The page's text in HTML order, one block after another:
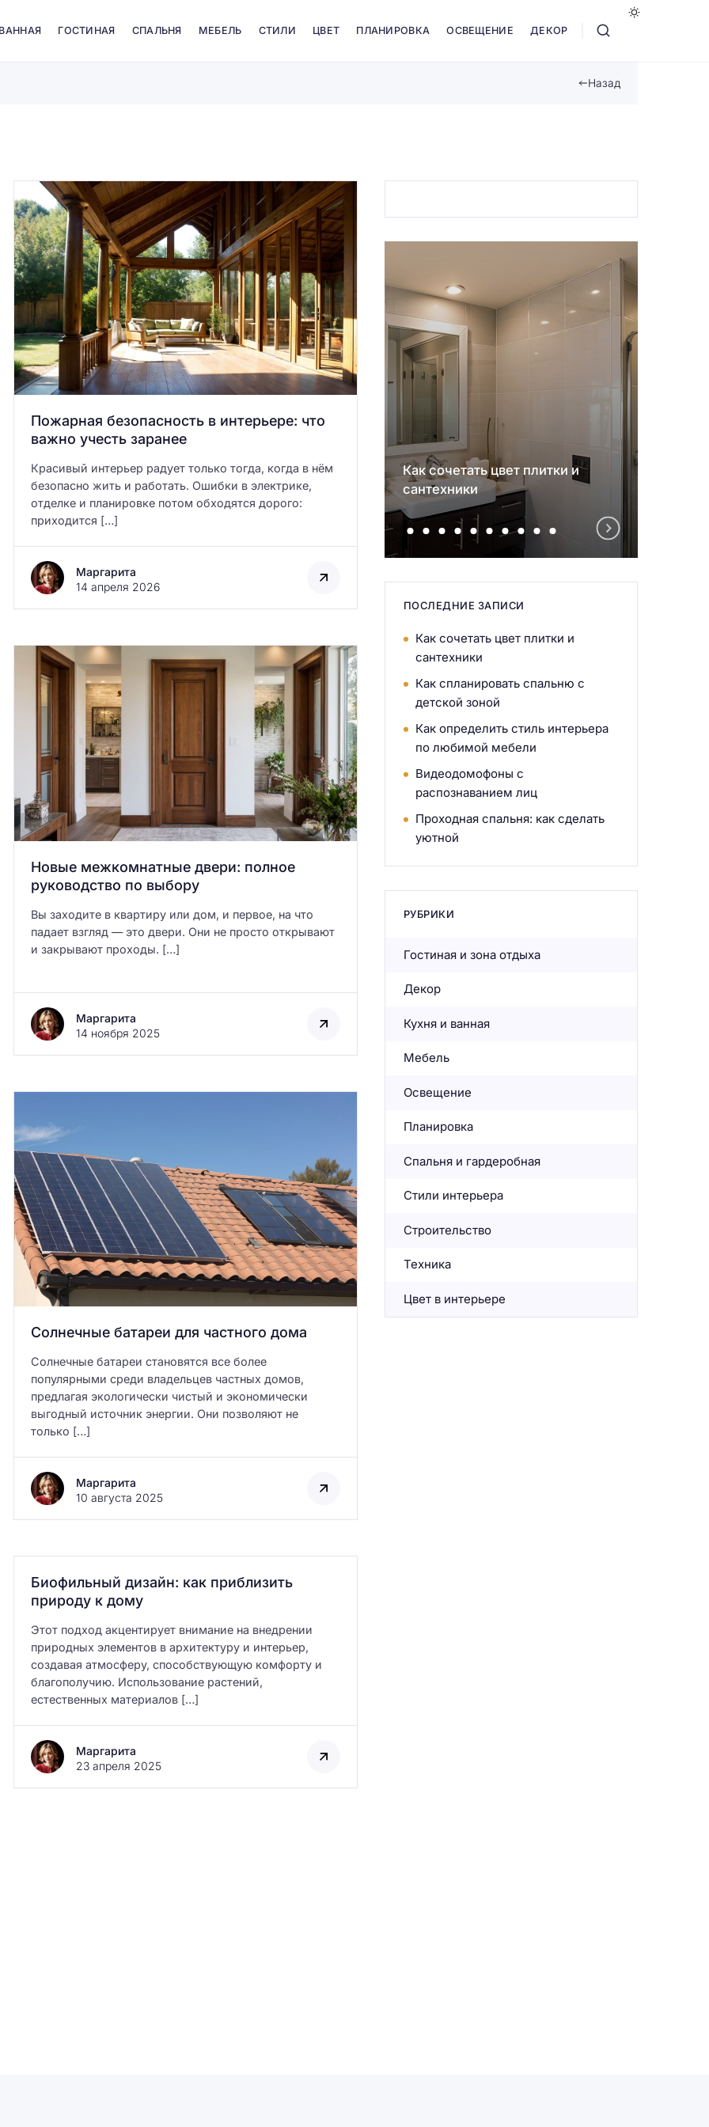
ГОСТИНАЯ СПАЛЬНЯ МЕБЕЛЬ СТИЛИ ЦВЕТ ПЛАНИРОВКА ОСВЕЩЕНИЕ ДЕКОР
Назад
Пожарная безопасность в интерьере: что
важно учесть заранее
Красивый интерьер радует только тогда, когда в нём
безопасно жить и работать. Ошибки в электрике,
отделке и планировке потом обходятся дорого:
приходится […]
Маргарита
14 апреля 2026
Новые межкомнатные двери: полное
руководство по выбору
Вы заходите в квартиру или дом, и первое, на что
падает взгляд — это двери. Они не просто открывают
и закрывают проходы. […]
Маргарита
14 ноября 2025
Солнечные батареи для частного дома
Солнечные батареи становятся все более
популярными среди владельцев частных домов,
предлагая экологически чистый и экономически
выгодный источник энергии. Они позволяют не
только […]
Маргарита
10 августа 2025
Биофильный дизайн: как приблизить
природу к дому
Этот подход акцентирует внимание на внедрении
природных элементов в архитектуру и интерьер,
создавая атмосферу, способствующую комфорту и
благополучию. Использование растений,
естественных материалов […]
Маргарита
23 апреля 2025
в
Как выбрать технику с
фабричными фасадами
Как сочетать цвет плитки и
сантехники
ПОСЛЕДНИЕ ЗАПИСИ
Как сочетать цвет плитки и
сантехники
Как спланировать спальню с
детской зоной
Как определить стиль интерьера
по любимой мебели
Видеодомофоны с
распознаванием лиц
Проходная спальня: как сделать
уютной
РУБРИКИ
Гостиная и зона отдыха
Декор
Кухня и ванная
Мебель
Освещение
Планировка
Спальня и гардеробная
Стили интерьера
Строительство
Техника
Цвет в интерьере